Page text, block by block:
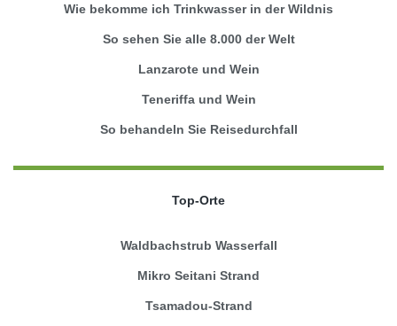
Wie bekomme ich Trinkwasser in der Wildnis
So sehen Sie alle 8.000 der Welt
Lanzarote und Wein
Teneriffa und Wein
So behandeln Sie Reisedurchfall
Top-Orte
Waldbachstrub Wasserfall
Mikro Seitani Strand
Tsamadou-Strand